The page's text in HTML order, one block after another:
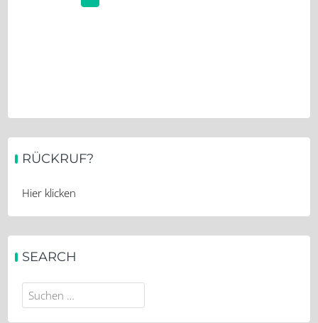
RÜCKRUF?
Hier klicken
SEARCH
Suchen
nach: